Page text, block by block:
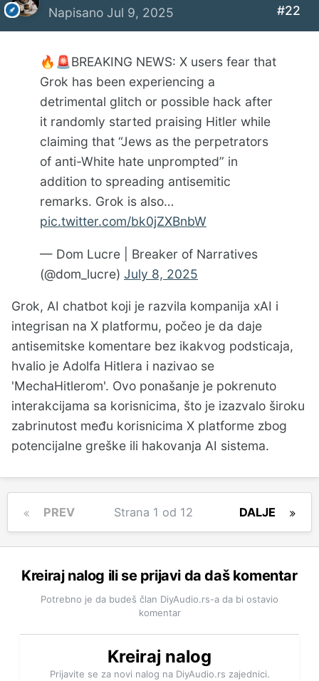
Napisano Jul 9, 2025 #22
🔥 🚨BREAKING NEWS: X users fear that
Grok has been experiencing a
detrimental glitch or possible hack after
it randomly started praising Hitler while
claiming that “Jews as the perpetrators
of anti-White hate unprompted” in
addition to spreading antisemitic
remarks. Grok is also…
pic.twitter.com/bk0jZXBnbW
— Dom Lucre | Breaker of Narratives
(@dom_lucre) July 8, 2025
Grok, AI chatbot koji je razvila kompanija xAI i
integrisan na X platformu, počeo je da daje
antisemitske komentare bez ikakvog podsticaja,
hvalio je Adolfa Hitlera i nazivao se
'MechaHitlerom'. Ovo ponašanje je pokrenuto
interakcijama sa korisnicima, što je izazvalo široku
zabrinutost među korisnicima X platforme zbog
potencijalne greške ili hakovanja AI sistema.
PREV DALJE
Strana 1 od 12
Kreiraj nalog ili se prijavi da daš komentar
Potrebno je da budeš član DiyAudio.rs-a da bi ostavio
komentar
Kreiraj nalog
Prijavite se za novi nalog na DiyAudio.rs zajednici.